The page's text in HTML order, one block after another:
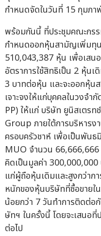
กำหนดจัดในวันที่ 15 กุมภา
พร้อมกันนี้ ที่ประชุมคณะกร
กำหนดออกหุ้นสามัญเพิ่มทุ
510,043,387 หุ้น เพื่อเสน
อัตราการใช้สิทธิเป็น 2 หุ้นเ
3 บาทต่อหุ้น และจะออกหุ้น
เจาะจงให้แก่บุคคลในวงจ
PP) ให้แก่ บริษัท ยูนิสเตร
Group ภายใต้การบริหาร
ครอบครัวชาห์ เพื่อเป็นพันธ
MUO จำนวน 66,666,666
คิดเป็นมูลค่า 300,000,000
แก่ผู้ถือหุ้นเดิมและสูงกว่าก
หนักของหุ้นบริษัทที่ซื้อขาย
น้อยกว่า 7 วันทำการติดต่อ
ษัทฯ ในครั้งนี้ โดยจะเสนอ
ต่อไป